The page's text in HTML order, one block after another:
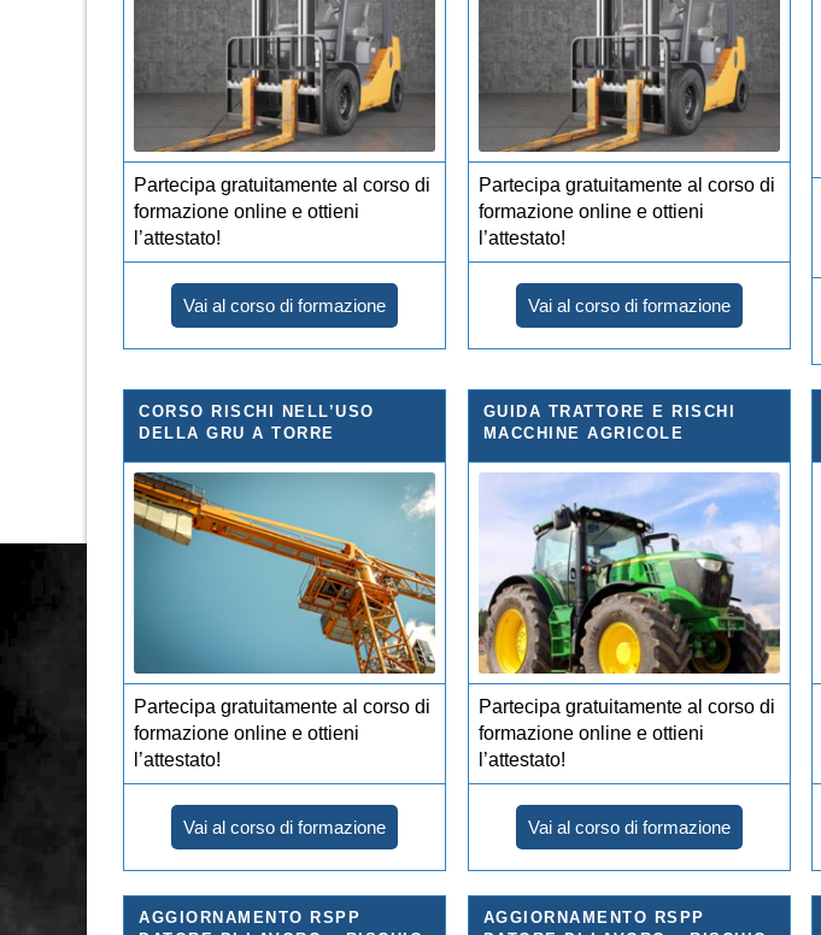
Partecipa gratuitamente al corso di
formazione online e ottieni
l’attestato!
Vai al corso di formazione
Partecipa gratuitamente al corso di
formazione online e ottieni
l’attestato!
Vai al corso di formazione
CORSO RISCHI NELL’USO
DELLA GRU A TORRE
Partecipa gratuitamente al corso di
formazione online e ottieni
l’attestato!
Vai al corso di formazione
GUIDA TRATTORE E RISCHI
MACCHINE AGRICOLE
Partecipa gratuitamente al corso di
formazione online e ottieni
l’attestato!
Vai al corso di formazione
AGGIORNAMENTO RSPP
AGGIORNAMENTO RSPP